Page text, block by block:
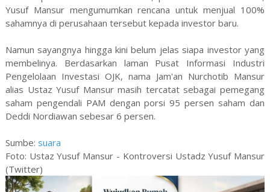
Yusuf Mansur mengumumkan rencana untuk menjual 100%
sahamnya di perusahaan tersebut kepada investor baru.
Namun sayangnya hingga kini belum jelas siapa investor yang
membelinya. Berdasarkan laman Pusat Informasi Industri
Pengelolaan Investasi OJK, nama Jam'an Nurchotib Mansur
alias Ustaz Yusuf Mansur masih tercatat sebagai pemegang
saham pengendali PAM dengan porsi 95 persen saham dan
Deddi Nordiawan sebesar 6 persen.
Sumbe: suara
Foto: Ustaz Yusuf Mansur - Kontroversi Ustadz Yusuf Mansur
(Twitter)